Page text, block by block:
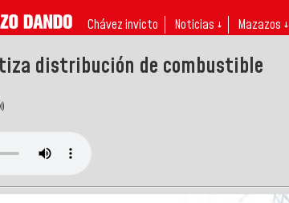
Chávez invicto Noticias ↓ Mazazos ↓
distribución de combustible